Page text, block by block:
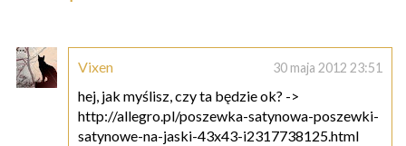
Vixen 30 maja 2012 23:51
hej, jak myślisz, czy ta będzie ok? ->
http://allegro.pl/poszewka-satynowa-poszewki-
satynowe-na-jaski-43x43-i2317738125.html